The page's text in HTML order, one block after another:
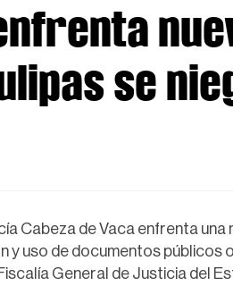
se
Cabeza de Vaca enfrenta una
y uso de documentos públicos
General de Justicia del